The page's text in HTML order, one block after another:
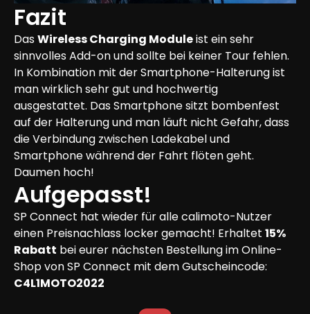
Fazit
Das Wireless Charging Module ist ein sehr
sinnvolles Add-on und sollte bei keiner Tour fehlen.
In Kombination mit der Smartphone-Halterung ist
man wirklich sehr gut und hochwertig
ausgestattet. Das Smartphone sitzt bombenfest
auf der Halterung und man läuft nicht Gefahr, dass
die Verbindung zwischen Ladekabel und
Smartphone während der Fahrt flöten geht.
Daumen hoch!
Aufgepasst!
SP Connect hat wieder für alle calimoto-Nutzer
einen Preisnachlass locker gemacht! Erhaltet 15%
Rabatt bei eurer nächsten Bestellung im Online-
Shop von SP Connect mit dem Gutscheincode:
C4L1MOTO2022